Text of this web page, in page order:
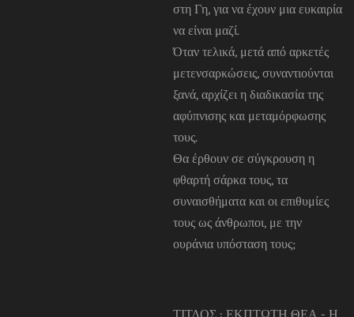
στη Γη, για να έχουν μια ευκαιρία
να είναι μαζί.
Όταν τελικά, μετά από αρκετές
μετενσαρκώσεις, συναντιούνται
ξανά, αρχίζει η διαδικασία της
αφύπνισης και μεταμόρφωσης
τους.
Θα έρθουν σε σύγκρουση η
φθαρτή σάρκα τους, τα
συναισθήματα και οι επιθυμίες
τους ως άνθρωποι, με την
ουράνια υπόσταση τους;